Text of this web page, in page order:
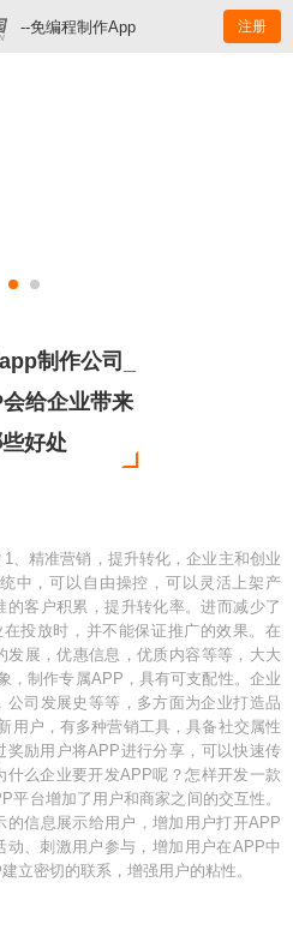
--免编程制作App 注册
制作公司_
给企业带来
好处
、精准营销，提升转化，企业主和创业
中，可以自由操控，可以灵活上架产
客户积累，提升转化率。进而减少了
投放时，并不能保证推广的效果。在
展，优惠信息，优质内容等等，大大
，制作专属APP，具有可支配性。企业
司发展史等等，多方面为企业打造品
用户，有多种营销工具，具备社交属性
奖励用户将APP进行分享，可以快速传
么企业要开发APP呢？怎样开发一款
平台增加了用户和商家之间的交互性。
信息展示给用户，增加用户打开APP
、刺激用户参与，增加用户在APP中
立密切的联系，增强用户的粘性。